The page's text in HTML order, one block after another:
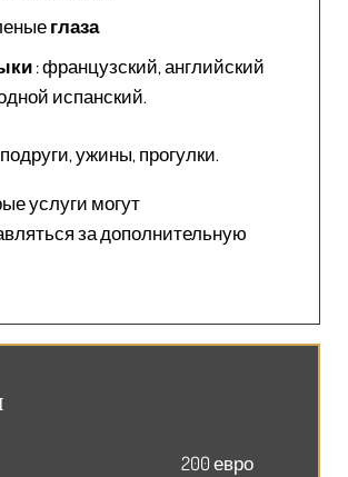
глаза
: французский, английский
испанский.
ужины, прогулки.
услуги могут
за дополнительную
200 евро